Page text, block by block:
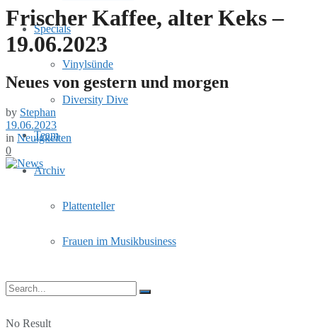
Specials
Vinylsünde
Diversity Dive
Team
Archiv
Plattenteller
Frauen im Musikbusiness
No Result
Frischer Kaffee, alter Keks –
19.06.2023
Neues von gestern und morgen
by Stephan
19.06.2023
in Neuigkeiten
0